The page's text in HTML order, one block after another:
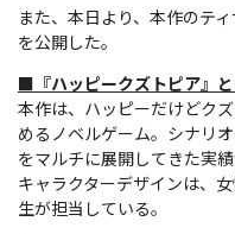
また、本日より、本作のテ
を公開した。
■『ハッピークズトピア』と
本作は、ハッピーだけどク
めるノベルゲーム。シナリ
をマルチに展開してきた実
キャラクターデザインは、
生が担当している。